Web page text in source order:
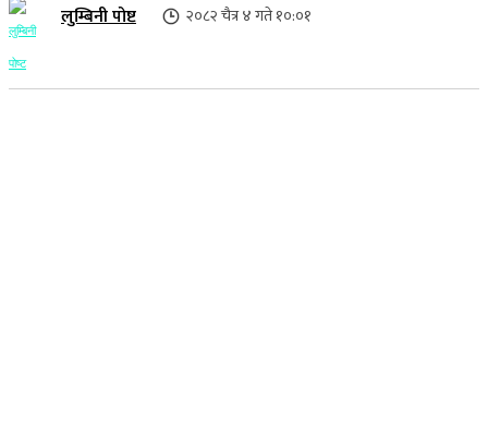
लुम्बिनी पोष्ट २०८२ चैत्र ४ गते १०:०१